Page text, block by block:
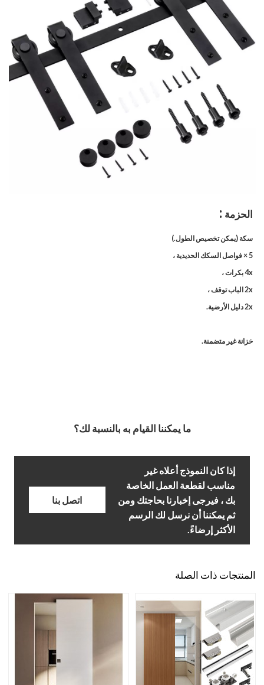
الحزمة :
سكة (يمكن تخصيص الطول.)
5 × فواصل السكك الحديدية ،
4x بكرات ،
2x الباب توقف ،
2x دليل الأرضية.
خزانة غير متضمنة.
ما يمكننا القيام به بالنسبة لك؟
إذا كان النموذج أعلاه غير
مناسب لقطعة العمل الخاصة
بك ، فيرجى إخبارنا بحاجتك ومن
ثم يمكننا أن نرسل لك الرسم
الأكثر إرضاءً.
اتصل بنا
المنتجات ذات الصلة